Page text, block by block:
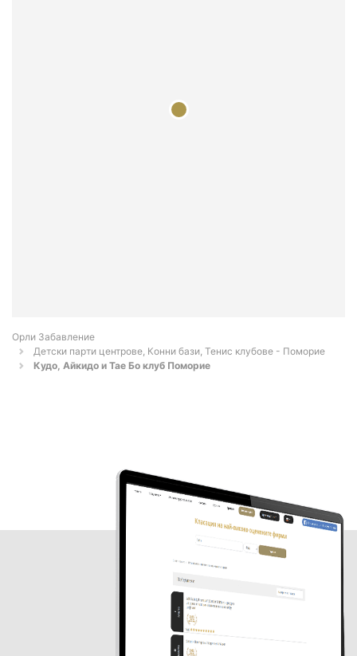
Орли Забавление
Детски парти центрове, Конни бази, Тенис клубове - Поморие
Кудо, Айкидо и Тае Бо клуб Поморие